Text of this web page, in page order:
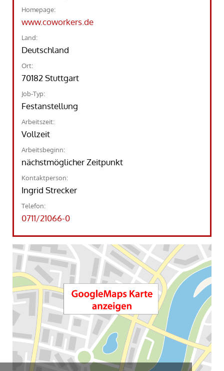
Homepage:
www.coworkers.de
Land:
Deutschland
Ort:
70182 Stuttgart
Job-Typ:
Festanstellung
Arbeitszeit:
Vollzeit
Arbeitsbeginn:
nächstmöglicher Zeitpunkt
Kontaktperson:
Ingrid Strecker
Telefon:
0711/21066-0